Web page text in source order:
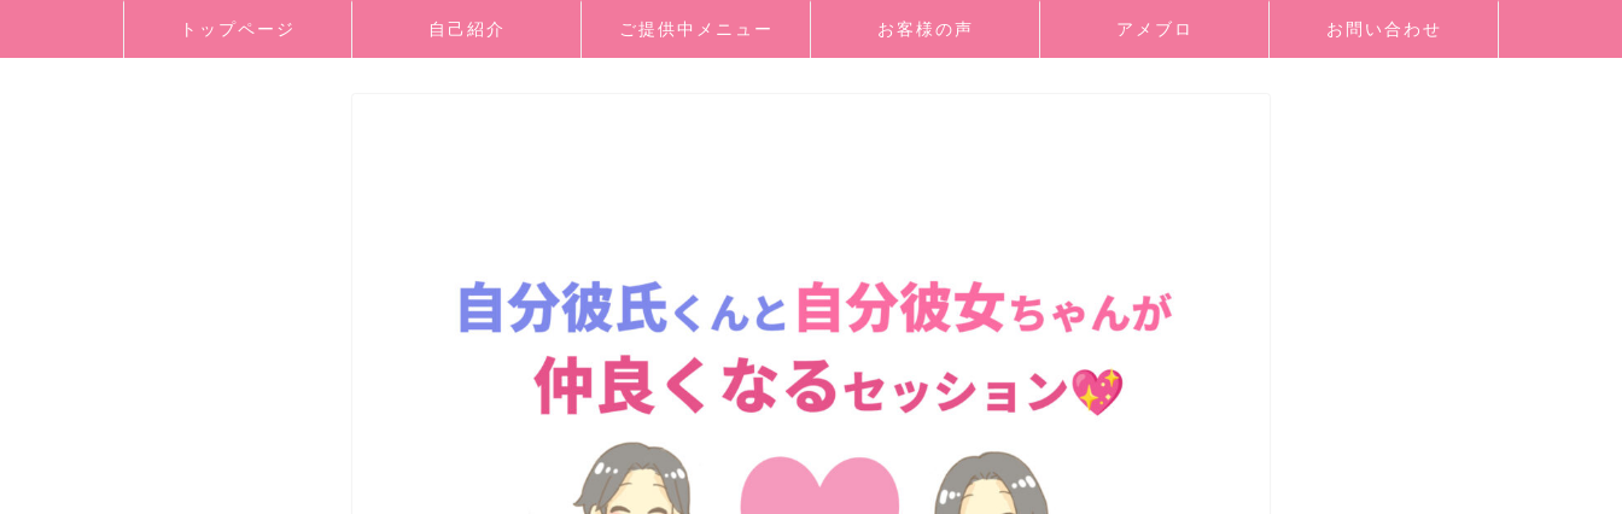
トップページ 自己紹介 ご提供中メニュー お客様の声 アメブロ お問い合わせ